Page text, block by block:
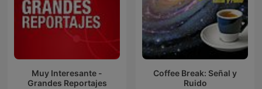
Muy Interesante -
Grandes Reportajes
Coffee Break: Señal y
Ruido